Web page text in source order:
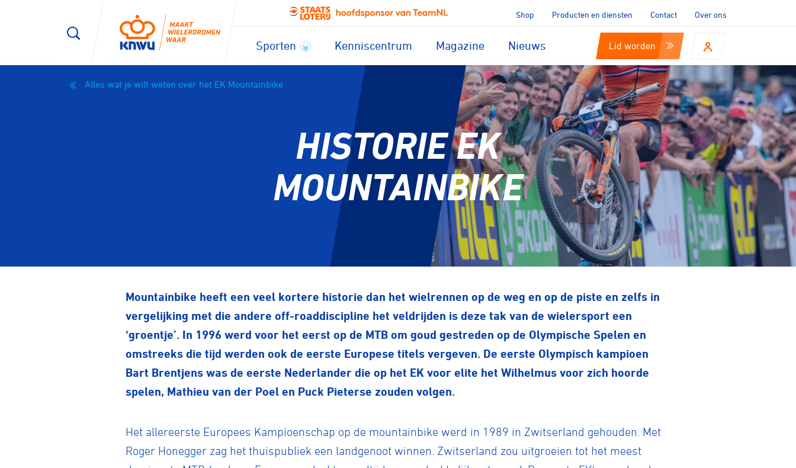
Shop Producten en diensten Contact Over ons
Sporten Kenniscentrum Magazine Nieuws Lid worden
Alles wat je wilt weten over het EK Mountainbike
HISTORIE EK
MOUNTAINBIKE
Mountainbike heeft een veel kortere historie dan het wielrennen op de weg en op de piste en zelfs in
vergelijking met die andere off-roaddiscipline het veldrijden is deze tak van de wielersport een
‘groentje’. In 1996 werd voor het eerst op de MTB om goud gestreden op de Olympische Spelen en
omstreeks die tijd werden ook de eerste Europese titels vergeven. De eerste Olympisch kampioen
Bart Brentjens was de eerste Nederlander die op het EK voor elite het Wilhelmus voor zich hoorde
spelen, Mathieu van der Poel en Puck Pieterse zouden volgen.
Het allereerste Europees Kampioenschap op de mountainbike werd in 1989 in Zwitserland gehouden. Met
Roger Honegger zag het thuispubliek een landgenoot winnen. Zwitserland zou uitgroeien tot het meest